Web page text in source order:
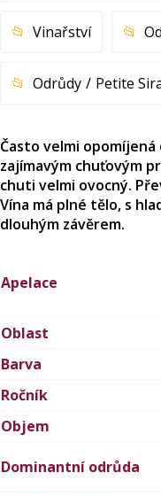
Vinařství
Odrůdy Petite
Apelace
Oblast
Barva
Ročník
Objem
Dominantní odrůda
Často velmi
zajímavým chuťovým
chuti velmi ovocný.
Vína má plné tělo, s
dlouhým závěrem.